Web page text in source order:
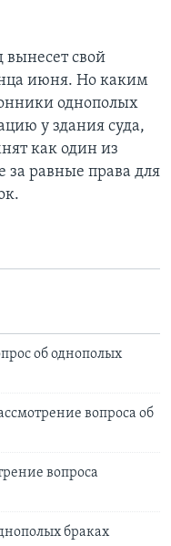
вынесет свой
июня. Но каким
однополых
у здания суда,
как один из
за равные права для
об однополых
вопроса об
вопроса
браках